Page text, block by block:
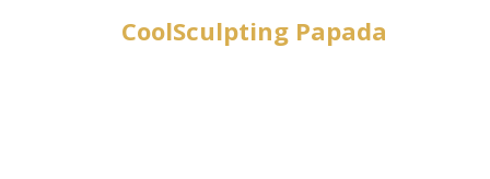
CoolSculpting Papada